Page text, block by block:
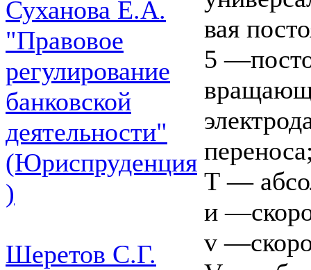
Суханова Е.А.
"Правовое
регулирование
банковской
деятельности"
(Юриспруденция
)
Шеретов С.Г.
вая
5
Т —
и
v